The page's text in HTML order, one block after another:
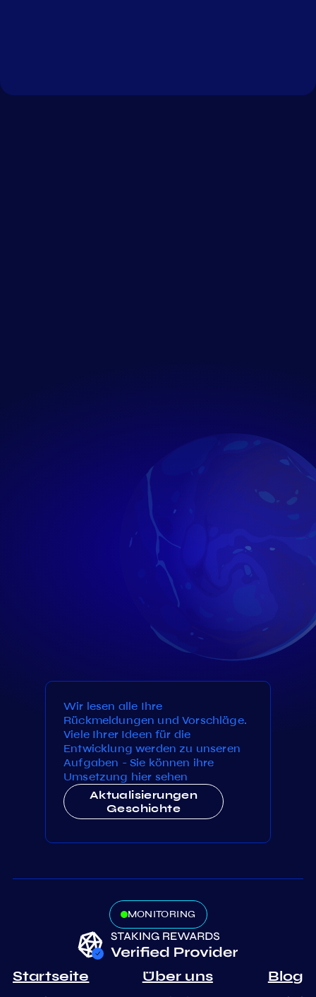
Wir lesen alle Ihre
Rückmeldungen und Vorschläge.
Viele Ihrer Ideen für die
Entwicklung werden zu unseren
Aufgaben - Sie können ihre
Umsetzung hier sehen
Aktualisierungen
Geschichte
MONITORING
Startseite Über uns Blog